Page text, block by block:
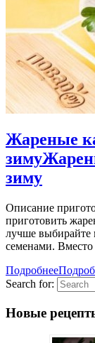
Жареные
зиму
зиму
Описание
приготовить
лучше
семенами.
Подробнее
Search for:
Новые